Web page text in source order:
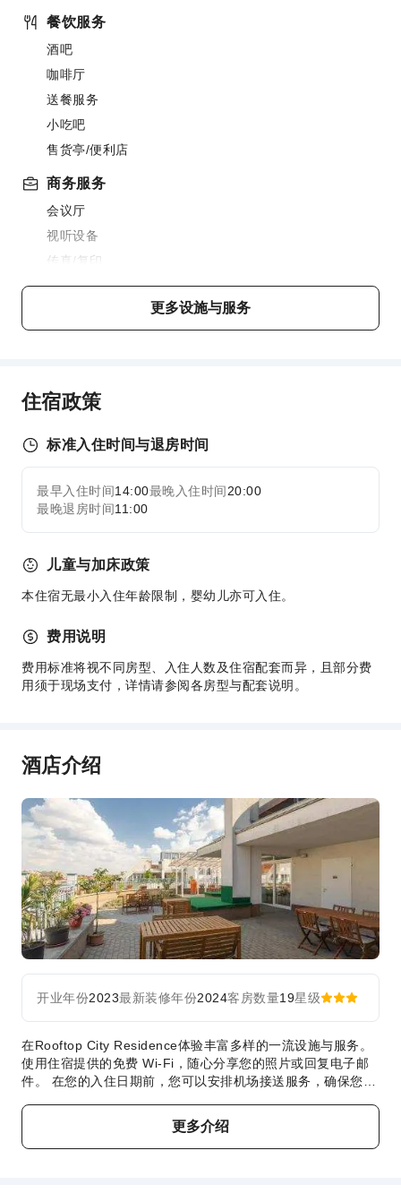
餐饮服务
酒吧
咖啡厅
送餐服务
小吃吧
售货亭/便利店
商务服务
会议厅
视听设备
传真/复印
交通服务
机场接送服务
叫车服务
清洁服务
洗衣服务
公共区域设施
公用区wifi
电梯
停车场
充电车位
旅游票务服务
礼宾服务
行李寄存
前台贵重物品保险柜
快速入住退房
安全与安保
急救包
公共区域监控
灭火器
展开全部
更多设施与服务
住宿政策
标准入住时间与退房时间
最早入住时间14:00最晚入住时间20:00
最晚退房时间11:00
儿童与加床政策
本住宿无最小入住年龄限制，婴幼儿亦可入住。
费用说明
费用标准将视不同房型、入住人数及住宿配套而异，且部分费
用须于现场支付，详情请参阅各房型与配套说明。
酒店介绍
开业年份2023最新装修年份2024客房数量19星级
在Rooftop City Residence体验丰富多样的一流设施与服务。
使用住宿提供的免费 Wi-Fi，随心分享您的照片或回复电子邮
件。 在您的入住日期前，您可以安排机场接送服务，确保您在
务，轻松探索布达佩斯。自驾前来的客人可享受住宿提供的免
费停车。 提供礼宾服务等接待服务，力求满足您的需求。 如
果想体验城市的热门娱乐活动，请咨询住宿的票务服务以进行
更多介绍